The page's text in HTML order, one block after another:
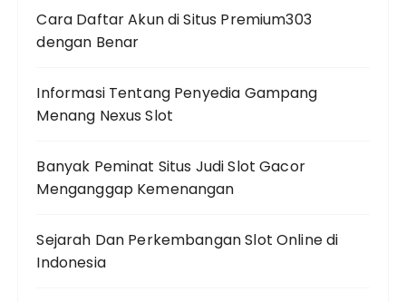
Cara Daftar Akun di Situs Premium303
dengan Benar
Informasi Tentang Penyedia Gampang
Menang Nexus Slot
Banyak Peminat Situs Judi Slot Gacor
Menganggap Kemenangan
Sejarah Dan Perkembangan Slot Online di
Indonesia